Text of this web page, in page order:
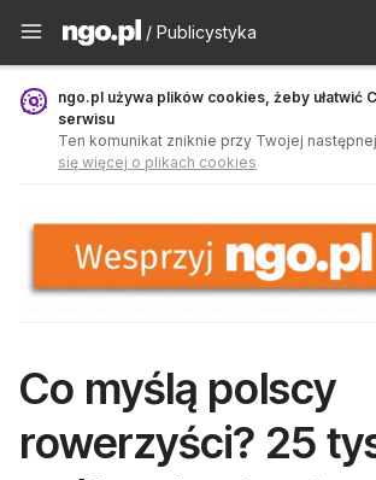
Publicystyka - ngo.pl
/ Publicystyka
ngo.pl używa plików cookies, żeby ułatwić
serwisu
Ten komunikat zniknie przy Twojej
się więcej o plikach cookies
Co myślą polscy
rowerzyści? 25